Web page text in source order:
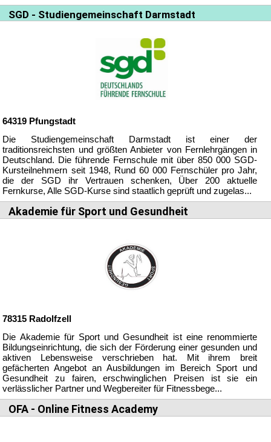
SGD - Studiengemeinschaft Darmstadt
64319 Pfungstadt
Die Studiengemeinschaft Darmstadt ist einer der
traditionsreichsten und größten Anbieter von Fernlehrgängen in
Deutschland. Die führende Fernschule mit über 850 000 SGD-
Kursteilnehmern seit 1948, Rund 60 000 Fernschüler pro Jahr,
die der SGD ihr Vertrauen schenken, Über 200 aktuelle
Fernkurse, Alle SGD-Kurse sind staatlich geprüft und zugelas...
Akademie für Sport und Gesundheit
78315 Radolfzell
Die Akademie für Sport und Gesundheit ist eine renommierte
Bildungseinrichtung, die sich der Förderung einer gesunden und
aktiven Lebensweise verschrieben hat. Mit ihrem breit
gefächerten Angebot an Ausbildungen im Bereich Sport und
Gesundheit zu fairen, erschwinglichen Preisen ist sie ein
verlässlicher Partner und Wegbereiter für Fitnessbege...
OFA - Online Fitness Academy